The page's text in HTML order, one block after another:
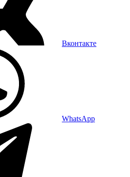
Вконтакте
WhatsApp